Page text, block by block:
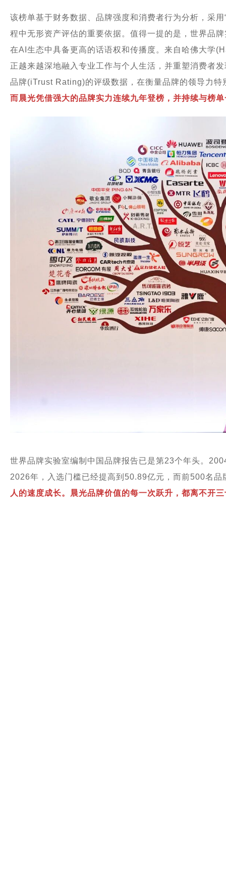
该榜单基于财务数据、品牌强度和消费者行为分析，采
程中无形资产评估的重要依据。值得一提的是，世界品
在AI生态中具备更高的话语权和传播度。来自哈佛大学
正越来越深地融入专业工作与个人生活，并重塑消费者
品牌(iTrust Rating)的评级数据，在衡量品牌的领导力
而晨光凭借强大的品牌实力连续九年登榜，并持续与榜
世界品牌实验室编制中国品牌报告已是第23个年头。
2026年，入选门槛已经提高到50.89亿元，而前500名
人的速度成长。晨光品牌价值的每一次跃升，都离不开